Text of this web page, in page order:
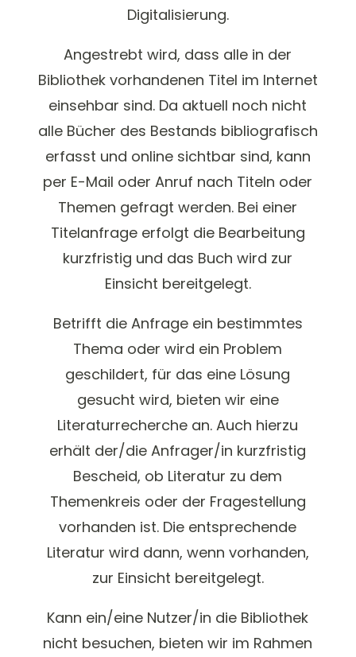
Digitalisierung.
Angestrebt wird, dass alle in der
Bibliothek vorhandenen Titel im Internet
einsehbar sind. Da aktuell noch nicht
alle Bücher des Bestands bibliografisch
erfasst und online sichtbar sind, kann
per E-Mail oder Anruf nach Titeln oder
Themen gefragt werden. Bei einer
Titelanfrage erfolgt die Bearbeitung
kurzfristig und das Buch wird zur
Einsicht bereitgelegt.
Betrifft die Anfrage ein bestimmtes
Thema oder wird ein Problem
geschildert, für das eine Lösung
gesucht wird, bieten wir eine
Literaturrecherche an. Auch hierzu
erhält der/die Anfrager/in kurzfristig
Bescheid, ob Literatur zu dem
Themenkreis oder der Fragestellung
vorhanden ist. Die entsprechende
Literatur wird dann, wenn vorhanden,
zur Einsicht bereitgelegt.
Kann ein/eine Nutzer/in die Bibliothek
nicht besuchen, bieten wir im Rahmen